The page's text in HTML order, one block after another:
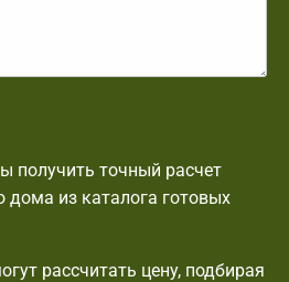
получить точный расчет
дома из каталога готовых
рассчитать цену, подбирая